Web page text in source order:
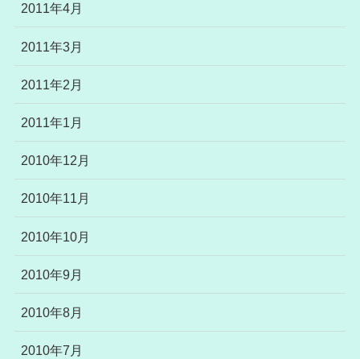
2011年4月
2011年3月
2011年2月
2011年1月
2010年12月
2010年11月
2010年10月
2010年9月
2010年8月
2010年7月